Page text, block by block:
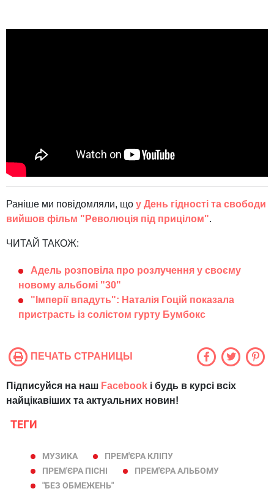
Раніше ми повідомляли, що у День гідності та свободи
вийшов фільм "Революція під прицілом".
ЧИТАЙ ТАКОЖ:
Адель розповіла про розлучення у своєму
новому альбомі "30"
"Імперії впадуть": Наталія Гоцій показала
пристрасть із солістом гурту Бумбокс
ПЕЧАТЬ СТРАНИЦЫ
Підписуйся на наш Facebook і будь в курсі всіх
найцікавіших та актуальних новин!
ТЕГИ
МУЗИКА
ПРЕМ'ЄРА КЛІПУ
ПРЕМ'ЄРА ПІСНІ
ПРЕМ'ЄРА АЛЬБОМУ
"БЕЗ ОБМЕЖЕНЬ"